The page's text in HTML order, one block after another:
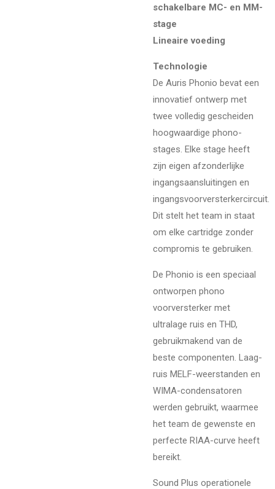
schakelbare MC- en MM-
stage
Lineaire voeding
Technologie
De Auris Phonio bevat een
innovatief ontwerp met
twee volledig gescheiden
hoogwaardige phono-
stages. Elke stage heeft
zijn eigen afzonderlijke
ingangsaansluitingen en
ingangsvoorversterkercircuit.
Dit stelt het team in staat
om elke cartridge zonder
compromis te gebruiken.
De Phonio is een speciaal
ontworpen phono
voorversterker met
ultralage ruis en THD,
gebruikmakend van de
beste componenten. Laag-
ruis MELF-weerstanden en
WIMA-condensatoren
werden gebruikt, waarmee
het team de gewenste en
perfecte RIAA-curve heeft
bereikt.
Sound Plus operationele